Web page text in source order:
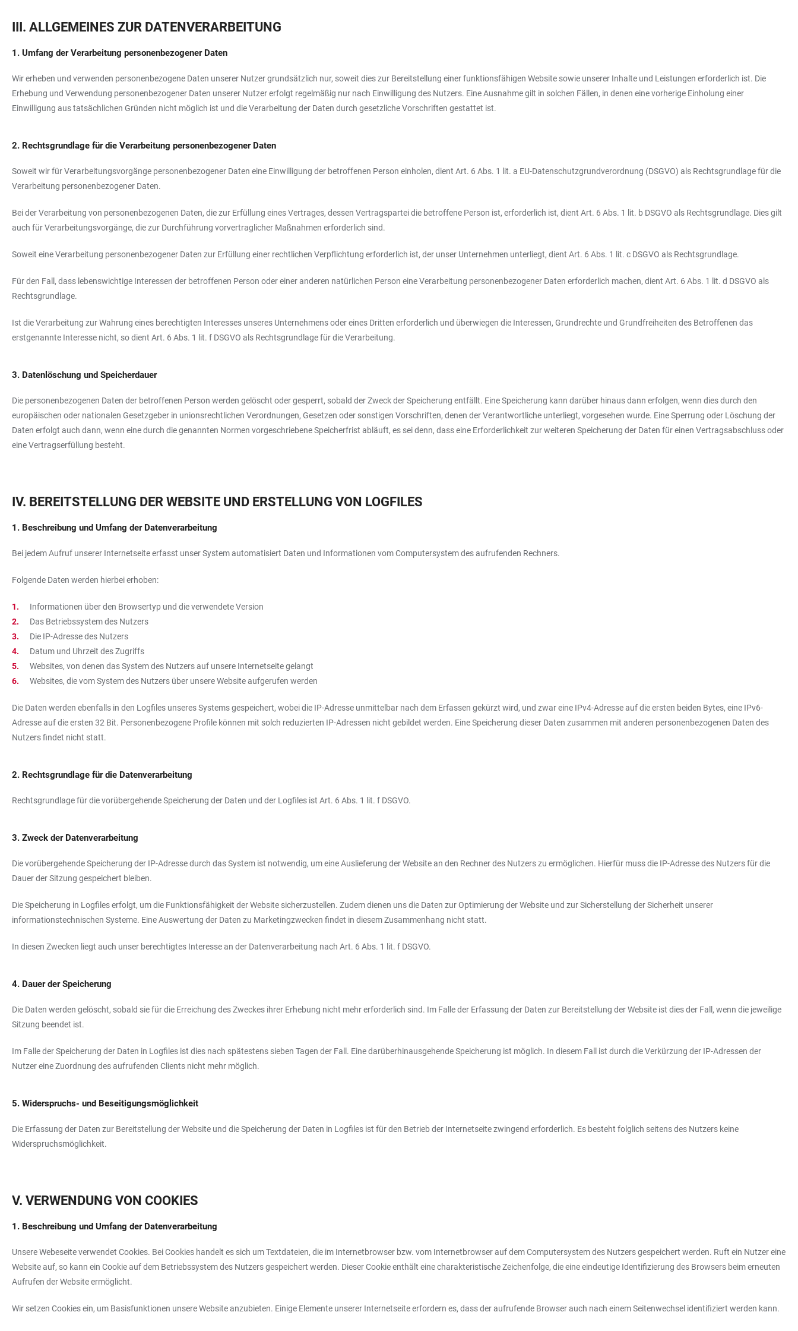
III. ALLGEMEINES ZUR DATENVERARBEITUNG
1. Umfang der Verarbeitung personenbezogener Daten
Wir erheben und verwenden personenbezogene Daten unserer Nutzer grundsätzlich nur, soweit dies zur Bereitstellung einer funktionsfähigen Website sowie unserer Inhalte und Leistungen erforderlich ist. Die
Erhebung und Verwendung personenbezogener Daten unserer Nutzer erfolgt regelmäßig nur nach Einwilligung des Nutzers. Eine Ausnahme gilt in solchen Fällen, in denen eine vorherige Einholung einer
Einwilligung aus tatsächlichen Gründen nicht möglich ist und die Verarbeitung der Daten durch gesetzliche Vorschriften gestattet ist.
2. Rechtsgrundlage für die Verarbeitung personenbezogener Daten
Soweit wir für Verarbeitungsvorgänge personenbezogener Daten eine Einwilligung der betroffenen Person einholen, dient Art. 6 Abs. 1 lit. a EU-Datenschutzgrundverordnung (DSGVO) als Rechtsgrundlage für die
Verarbeitung personenbezogener Daten.
Bei der Verarbeitung von personenbezogenen Daten, die zur Erfüllung eines Vertrages, dessen Vertragspartei die betroffene Person ist, erforderlich ist, dient Art. 6 Abs. 1 lit. b DSGVO als Rechtsgrundlage. Dies gilt
auch für Verarbeitungsvorgänge, die zur Durchführung vorvertraglicher Maßnahmen erforderlich sind.
Soweit eine Verarbeitung personenbezogener Daten zur Erfüllung einer rechtlichen Verpflichtung erforderlich ist, der unser Unternehmen unterliegt, dient Art. 6 Abs. 1 lit. c DSGVO als Rechtsgrundlage.
Für den Fall, dass lebenswichtige Interessen der betroffenen Person oder einer anderen natürlichen Person eine Verarbeitung personenbezogener Daten erforderlich machen, dient Art. 6 Abs. 1 lit. d DSGVO als
Rechtsgrundlage.
Ist die Verarbeitung zur Wahrung eines berechtigten Interesses unseres Unternehmens oder eines Dritten erforderlich und überwiegen die Interessen, Grundrechte und Grundfreiheiten des Betroffenen das
erstgenannte Interesse nicht, so dient Art. 6 Abs. 1 lit. f DSGVO als Rechtsgrundlage für die Verarbeitung.
3. Datenlöschung und Speicherdauer
Die personenbezogenen Daten der betroffenen Person werden gelöscht oder gesperrt, sobald der Zweck der Speicherung entfällt. Eine Speicherung kann darüber hinaus dann erfolgen, wenn dies durch den
europäischen oder nationalen Gesetzgeber in unionsrechtlichen Verordnungen, Gesetzen oder sonstigen Vorschriften, denen der Verantwortliche unterliegt, vorgesehen wurde. Eine Sperrung oder Löschung der
Daten erfolgt auch dann, wenn eine durch die genannten Normen vorgeschriebene Speicherfrist abläuft, es sei denn, dass eine Erforderlichkeit zur weiteren Speicherung der Daten für einen Vertragsabschluss oder
eine Vertragserfüllung besteht.
IV. BEREITSTELLUNG DER WEBSITE UND ERSTELLUNG VON LOGFILES
1. Beschreibung und Umfang der Datenverarbeitung
Bei jedem Aufruf unserer Internetseite erfasst unser System automatisiert Daten und Informationen vom Computersystem des aufrufenden Rechners.
Folgende Daten werden hierbei erhoben:
Informationen über den Browsertyp und die verwendete Version
Das Betriebssystem des Nutzers
Die IP-Adresse des Nutzers
Datum und Uhrzeit des Zugriffs
Websites, von denen das System des Nutzers auf unsere Internetseite gelangt
Websites, die vom System des Nutzers über unsere Website aufgerufen werden
Die Daten werden ebenfalls in den Logfiles unseres Systems gespeichert, wobei die IP-Adresse unmittelbar nach dem Erfassen gekürzt wird, und zwar eine IPv4-Adresse auf die ersten beiden Bytes, eine IPv6-
Adresse auf die ersten 32 Bit. Personenbezogene Profile können mit solch reduzierten IP-Adressen nicht gebildet werden. Eine Speicherung dieser Daten zusammen mit anderen personenbezogenen Daten des
Nutzers findet nicht statt.
2. Rechtsgrundlage für die Datenverarbeitung
Rechtsgrundlage für die vorübergehende Speicherung der Daten und der Logfiles ist Art. 6 Abs. 1 lit. f DSGVO.
3. Zweck der Datenverarbeitung
Die vorübergehende Speicherung der IP-Adresse durch das System ist notwendig, um eine Auslieferung der Website an den Rechner des Nutzers zu ermöglichen. Hierfür muss die IP-Adresse des Nutzers für die
Dauer der Sitzung gespeichert bleiben.
Die Speicherung in Logfiles erfolgt, um die Funktionsfähigkeit der Website sicherzustellen. Zudem dienen uns die Daten zur Optimierung der Website und zur Sicherstellung der Sicherheit unserer
informationstechnischen Systeme. Eine Auswertung der Daten zu Marketingzwecken findet in diesem Zusammenhang nicht statt.
In diesen Zwecken liegt auch unser berechtigtes Interesse an der Datenverarbeitung nach Art. 6 Abs. 1 lit. f DSGVO.
4. Dauer der Speicherung
Die Daten werden gelöscht, sobald sie für die Erreichung des Zweckes ihrer Erhebung nicht mehr erforderlich sind. Im Falle der Erfassung der Daten zur Bereitstellung der Website ist dies der Fall, wenn die jeweilige
Sitzung beendet ist.
Im Falle der Speicherung der Daten in Logfiles ist dies nach spätestens sieben Tagen der Fall. Eine darüberhinausgehende Speicherung ist möglich. In diesem Fall ist durch die Verkürzung der IP-Adressen der
Nutzer eine Zuordnung des aufrufenden Clients nicht mehr möglich.
5. Widerspruchs- und Beseitigungsmöglichkeit
Die Erfassung der Daten zur Bereitstellung der Website und die Speicherung der Daten in Logfiles ist für den Betrieb der Internetseite zwingend erforderlich. Es besteht folglich seitens des Nutzers keine
Widerspruchsmöglichkeit.
V. VERWENDUNG VON COOKIES
1. Beschreibung und Umfang der Datenverarbeitung
Unsere Webeseite verwendet Cookies. Bei Cookies handelt es sich um Textdateien, die im Internetbrowser bzw. vom Internetbrowser auf dem Computersystem des Nutzers gespeichert werden. Ruft ein Nutzer eine
Website auf, so kann ein Cookie auf dem Betriebssystem des Nutzers gespeichert werden. Dieser Cookie enthält eine charakteristische Zeichenfolge, die eine eindeutige Identifizierung des Browsers beim erneuten
Aufrufen der Website ermöglicht.
Wir setzen Cookies ein, um Basisfunktionen unsere Website anzubieten. Einige Elemente unserer Internetseite erfordern es, dass der aufrufende Browser auch nach einem Seitenwechsel identifiziert werden kann.